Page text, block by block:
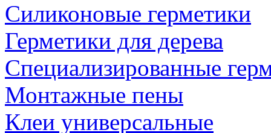
Силиконовые герметики
Герметики для дерева
Специализированные
Монтажные пены
Клеи универсальные